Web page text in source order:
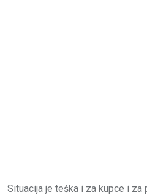
Situacija je teška i za kupce i za